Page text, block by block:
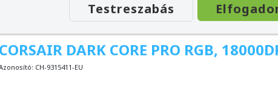
CORSAIR DARK CORE PRO RGB,
CH-9315411-EU
Testreszabás